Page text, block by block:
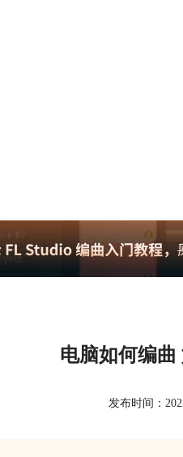
电脑如何编曲
发布时间：